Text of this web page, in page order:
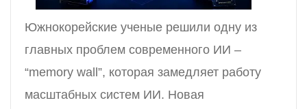
Южнокорейские ученые решили одну из
главных проблем современного ИИ –
“memory wall”, которая замедляет работу
масштабных систем ИИ. Новая